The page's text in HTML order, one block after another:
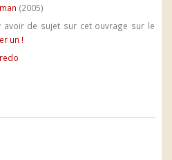
(2005)
avoir de sujet sur cet ouvrage sur le
un !